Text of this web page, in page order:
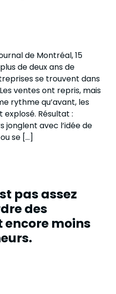
de Montréal, 15
de deux ans de
se trouvent dans
ventes ont repris, mais
rythme qu’avant, les
Résultat :
jonglent avec l’idée de
se […]
pas assez
des
encore moins